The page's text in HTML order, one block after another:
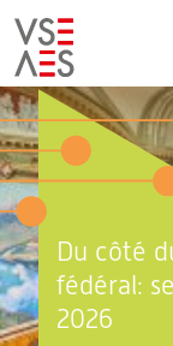
Aller
au
contenu
principal
Du côté
fédéral:
2026